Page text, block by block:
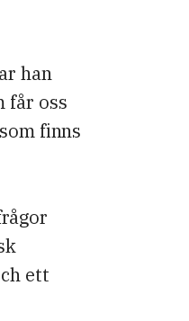
han
får oss
finns
ett